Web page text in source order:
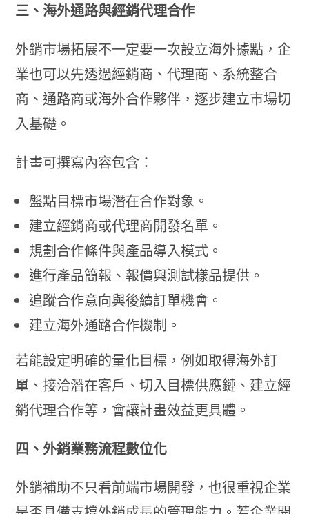
三、海外通路與經銷代理合作
外銷市場拓展不一定要一次設立海外據點，企
業也可以先透過經銷商、代理商、系統整合
商、通路商或海外合作夥伴，逐步建立市場切
入基礎。
計畫可撰寫內容包含：
盤點目標市場潛在合作對象。
建立經銷商或代理商開發名單。
規劃合作條件與產品導入模式。
進行產品簡報、報價與測試樣品提供。
追蹤合作意向與後續訂單機會。
建立海外通路合作機制。
若能設定明確的量化目標，例如取得海外訂
單、接洽潛在客戶、切入目標供應鏈、建立經
銷代理合作等，會讓計畫效益更具體。
四、外銷業務流程數位化
外銷補助不只看前端市場開發，也很重視企業